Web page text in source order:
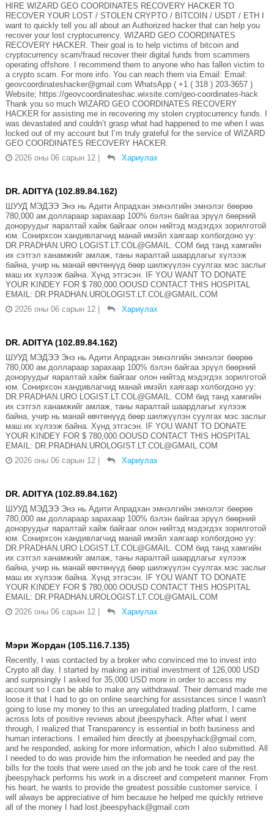
HIRE WIZARD GEO COORDINATES RECOVERY HACKER TO
RECOVER YOUR LOST / STOLEN CRYPTO / BITCOIN / USDT / ETH I
want to quickly tell you all about an Authorized hacker that can help you
recover your lost cryptocurrency. WIZARD GEO COORDINATES
RECOVERY HACKER. Their goal is to help victims of bitcoin and
cryptocurrency scam/fraud recover their digital funds from scammers
operating offshore. I recommend them to anyone who has fallen victim to
a crypto scam. For more info. You can reach them via Email: Email:
geovcoordinateshacker@gmail.com WhatsApp ( +1 ( 318 ) 203-3657 )
Website; https://geovcoordinateshac.wixsite.com/geo-coordinates-hack
Thank you so much WIZARD GEO COORDINATES RECOVERY
HACKER for assisting me in recovering my stolen cryptocurrency funds. I
was devastated and couldn’t grasp what had happened to me when I was
locked out of my account but I’m truly grateful for the service of WIZARD
GEO COORDINATES RECOVERY HACKER.
2026 оны 06 сарын 12 | Хариулах
DR. ADITYA (102.89.84.162)
ШУУД МЭДЭЭ Энэ нь Адити Апрадхан эмнэлгийн эмнэлэг бөөрөө
780,000 ам.доллараар зарахаар 100% бэлэн байгаа эрүүл бөөрний
доноруудыг яаралтай хайж байгааг олон нийтэд мэдэгдэх зорилготой
юм. Сонирхсон хандивлагчид манай имэйл хаягаар холбогдоно уу:
DR.PRADHAN.URO LOGIST.LT.COL@GMAIL. COM бид танд хамгийн
их сэтгэл ханамжийг амлаж, таны яаралтай шаардлагыг хүлээж
байна, учир нь манай өвчтөнүүд бөөр шилжүүлэн суулгах мэс заслыг
маш их хүлээж байна. Хүнд этгэсэн. IF YOU WANT TO DONATE
YOUR KINDEY FOR $ 780,000.OOUSD CONTACT THIS HOSPITAL
EMAIL: DR.PRADHAN.UROLOGIST.LT.COL@GMAIL.COM
2026 оны 06 сарын 12 | Хариулах
DR. ADITYA (102.89.84.162)
ШУУД МЭДЭЭ Энэ нь Адити Апрадхан эмнэлгийн эмнэлэг бөөрөө
780,000 ам.доллараар зарахаар 100% бэлэн байгаа эрүүл бөөрний
доноруудыг яаралтай хайж байгааг олон нийтэд мэдэгдэх зорилготой
юм. Сонирхсон хандивлагчид манай имэйл хаягаар холбогдоно уу:
DR.PRADHAN.URO LOGIST.LT.COL@GMAIL. COM бид танд хамгийн
их сэтгэл ханамжийг амлаж, таны яаралтай шаардлагыг хүлээж
байна, учир нь манай өвчтөнүүд бөөр шилжүүлэн суулгах мэс заслыг
маш их хүлээж байна. Хүнд этгэсэн. IF YOU WANT TO DONATE
YOUR KINDEY FOR $ 780,000.OOUSD CONTACT THIS HOSPITAL
EMAIL: DR.PRADHAN.UROLOGIST.LT.COL@GMAIL.COM
2026 оны 06 сарын 12 | Хариулах
DR. ADITYA (102.89.84.162)
ШУУД МЭДЭЭ Энэ нь Адити Апрадхан эмнэлгийн эмнэлэг бөөрөө
780,000 ам.доллараар зарахаар 100% бэлэн байгаа эрүүл бөөрний
доноруудыг яаралтай хайж байгааг олон нийтэд мэдэгдэх зорилготой
юм. Сонирхсон хандивлагчид манай имэйл хаягаар холбогдоно уу:
DR.PRADHAN.URO LOGIST.LT.COL@GMAIL. COM бид танд хамгийн
их сэтгэл ханамжийг амлаж, таны яаралтай шаардлагыг хүлээж
байна, учир нь манай өвчтөнүүд бөөр шилжүүлэн суулгах мэс заслыг
маш их хүлээж байна. Хүнд этгэсэн. IF YOU WANT TO DONATE
YOUR KINDEY FOR $ 780,000.OOUSD CONTACT THIS HOSPITAL
EMAIL: DR.PRADHAN.UROLOGIST.LT.COL@GMAIL.COM
2026 оны 06 сарын 12 | Хариулах
Мэри Жордан (105.116.7.135)
Recently, I was contacted by a broker who convinced me to invest into
Crypto all day. I started by making an initial investment of 126,000 USD
and surprisingly I asked for 35,000 USD more in order to access my
account so I can be able to make any withdrawal. Their demand made me
loose it that I had to go on online searching for assistances since I wasn't
going to lose my money to this an unregulated trading platform, I came
across lots of positive reviews about jbeespyhack. After what I went
through, I realized that Transparency is essential in both business and
human interactions. I emailed him directly at jbeespyhack@gmail.com,
and he responded, asking for more information, which I also submitted. All
I needed to do was provide him the information he needed and pay the
bills for the tools that were used on the job and he took care of the rest.
jbeespyhack performs his work in a discreet and competent manner. From
his heart, he wants to provide the greatest possible customer service. I
will always be appreciative of him because he helped me quickly retrieve
all of the money I had lost.jbeespyhack@gmail.com